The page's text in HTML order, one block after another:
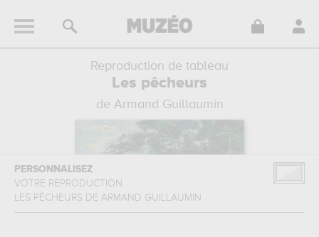
Reproduction de tableau
Les pêcheurs
de Armand Guillaumin
PERSONNALISEZ
VOTRE REPRODUCTION
LES PÊCHEURS DE ARMAND GUILLAUMIN